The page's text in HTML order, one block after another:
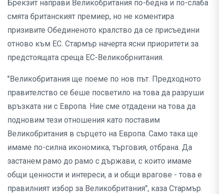
Брекзит направи Великобритания по-бедна и по-слаба
смята британският премиер, но не коментира
призивите Обединеното кралство да се присъедини
отново към ЕС. Стармър начерта ясни приоритети за
предстоящата среща ЕС-Великобрнитания.
"Великобритания ще поеме по нов път. Предходното
правителство се беше посветило на това да разруши
връзката ни с Европа. Ние сме отдадени на това да
подновим тези отношения като поставим
Великобритания в сърцето на Европа. Само така ще
имаме по-силна икономика, търговия, отбрана. Да
застанем рамо до рамо с държави, с които имаме
общи ценности и интереси, а и общи врагове - това е
правилният избор за Великобритания", каза Стармър.